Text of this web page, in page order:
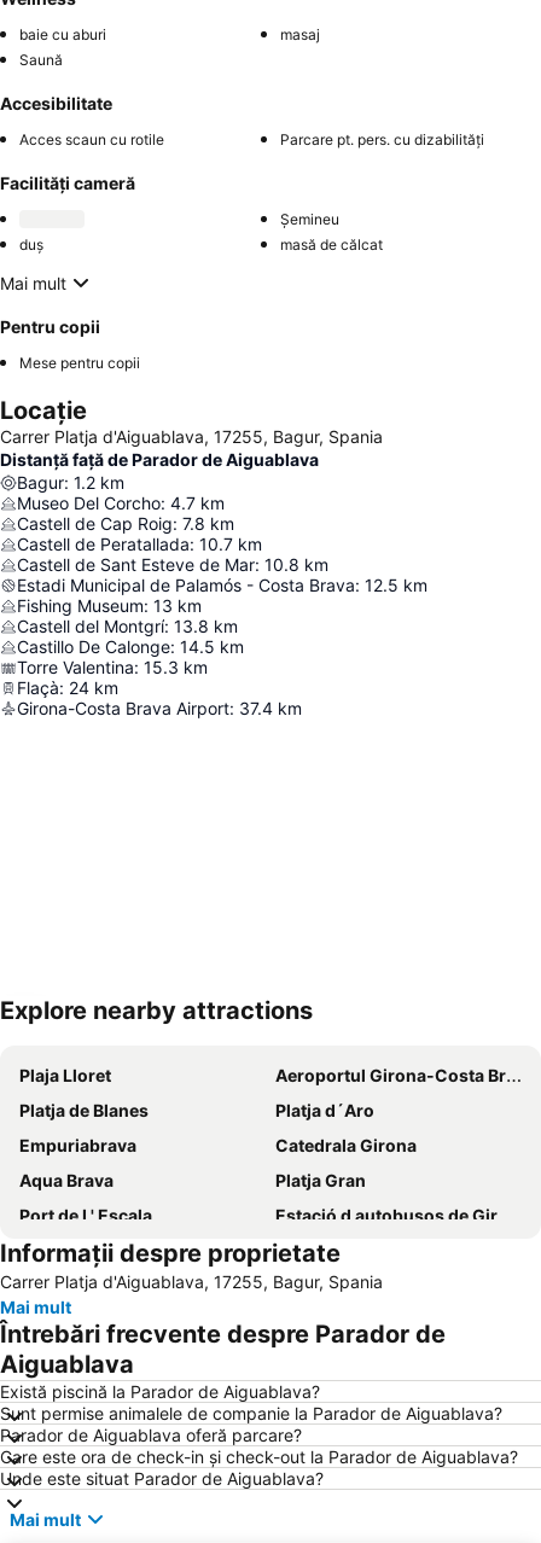
baie cu aburi
masaj
Saună
Accesibilitate
Acces scaun cu rotile Parcare pt. pers. cu dizabilități
Facilități cameră
Șemineu
duș
masă de călcat
Mai mult
Pentru copii
Mese pentru copii
Locație
Carrer Platja d'Aiguablava, 17255, Bagur, Spania
Distanță față de Parador de Aiguablava
Bagur: 1.2 km
Museo Del Corcho: 4.7 km
Castell de Cap Roig: 7.8 km
Castell de Peratallada: 10.7 km
Castell de Sant Esteve de Mar: 10.8 km
Estadi Municipal de Palamós - Costa Brava: 12.5 km
Fishing Museum: 13 km
Castell del Montgrí: 13.8 km
Castillo De Calonge: 14.5 km
Torre Valentina: 15.3 km
Flaçà: 24 km
Girona-Costa Brava Airport: 37.4 km
Explore nearby attractions
Plaja Lloret
Aeroportul Girona-Costa Brava
Platja de Blanes
Platja d´Aro
Empuriabrava
Catedrala Girona
Aqua Brava
Platja Gran
Port de L' Escala
Estació d autobusos de Girona
Cala Banys
Figueres
Informații despre proprietate
Carrer Platja d'Aiguablava, 17255, Bagur, Spania
Mai mult
Întrebări frecvente despre Parador de
Aiguablava
Există piscină la Parador de Aiguablava?
Sunt permise animalele de companie la Parador de Aiguablava?
Parador de Aiguablava oferă parcare?
Care este ora de check-in și check-out la Parador de Aiguablava?
Unde este situat Parador de Aiguablava?
Mai mult